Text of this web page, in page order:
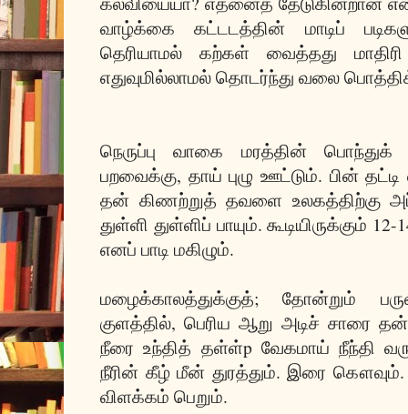
வாழ்க்கை கட்டடத்தின் மாடிப்
தெரியாமல் கற்கள் வைத்தது
எதுவுமில்லாமல் தொடர்ந்து வலை
நெருப்பு வாகை மரத்தின் பொந்துக்
பறவைக்கு, தாய் புழு ஊட்டும். பின்
தன் கிணற்றுத் தவளை உலகத்திற்கு
துள்ளி துள்ளிப் பாயும். கூடியிருக்கும்
எனப் பாடி மகிழும்.
மழைக்காலத்துக்குத்; தோன்றும்
குளத்தில், பெரிய ஆறு அடிச் சாரை தன்
நீரை உந்தித் தள்ள்p வேகமாய் நீந்தி
நீரின் கீழ் மீன் துரத்தும். இரை கௌவும்.
விளக்கம் பெறும்.